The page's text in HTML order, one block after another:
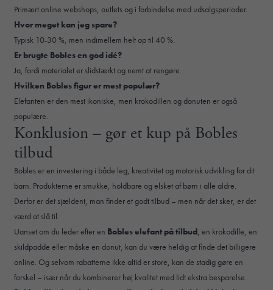
Primært online webshops, outlets og i forbindelse med udsalgsperioder.
Hvor meget kan jeg spare?
Typisk 10-30 %, men indimellem helt op til 40 %.
Er brugte Bobles en god idé?
Ja, fordi materialet er slidstærkt og nemt at rengøre.
Hvilken Bobles figur er mest populær?
Elefanten er den mest ikoniske, men krokodillen og donuten er også
populære.
Konklusion – gør et kup på Bobles
tilbud
Bobles er en investering i både leg, kreativitet og motorisk udvikling for dit
barn. Produkterne er smukke, holdbare og elsket af børn i alle aldre.
Derfor er det sjældent, man finder et godt tilbud – men når det sker, er det
værd at slå til.
Uanset om du leder efter en Bobles elefant på tilbud , en krokodille, en
skildpadde eller måske en donut, kan du være heldig at finde det billigere
online. Og selvom rabatterne ikke altid er store, kan de stadig gøre en
forskel – især når du kombinerer høj kvalitet med lidt ekstra besparelse.